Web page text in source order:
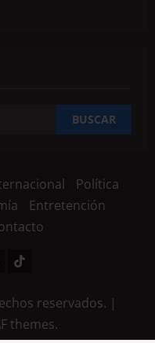
Política
Entretención
reservados. |
themes.